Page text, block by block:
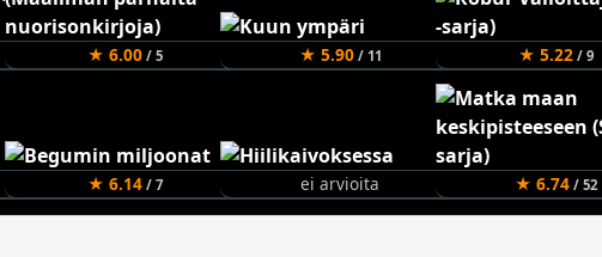
★ 6.00/ 5 ★ 5.90/ 11 ★ 5.22/ 9
★ 6.14/ 7 ei arvioita ★ 6.74/ 52